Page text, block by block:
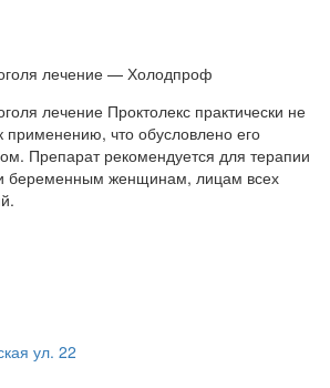
лечение — Холодпроф
лечение Проктолекс практически не
применению, что обусловлено его
Препарат рекомендуется для терапии
беременным женщинам, лицам всех
ул. 22